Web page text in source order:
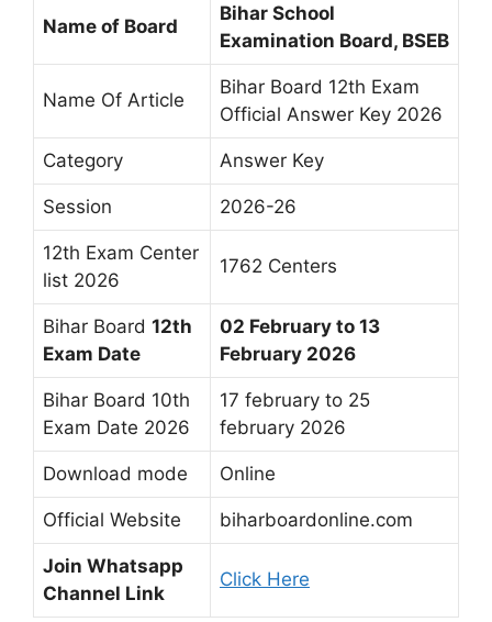
Name of Board
Bihar School
Examination Board, BSEB
Name Of Article
Bihar Board 12th Exam
Official Answer Key 2026
Category Answer Key
Session 2026-26
12th Exam Center
list 2026
1762 Centers
Bihar Board 12th
Exam Date
02 February to 13
February 2026
Bihar Board 10th
Exam Date 2026
17 february to 25
february 2026
Download mode Online
Official Website biharboardonline.com
Join Whatsapp
Channel Link
Click Here